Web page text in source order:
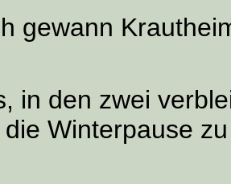
gewann
in den zwei
Winterpause